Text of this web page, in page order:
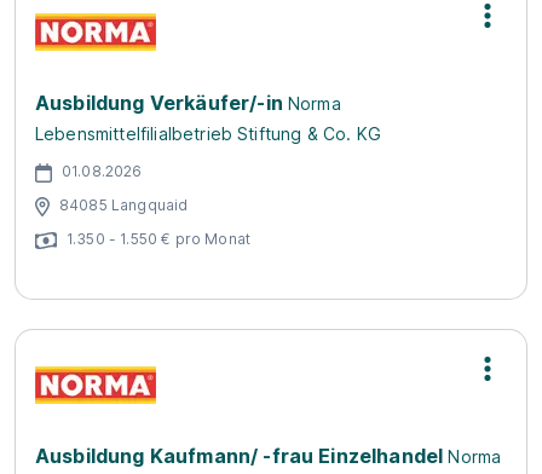
Ausbildung Verkäufer/-in Norma
Lebensmittelfilialbetrieb Stiftung & Co. KG
01.08.2026
84085 Langquaid
1.350 - 1.550 € pro Monat
Ausbildung Kaufmann/ -frau Einzelhandel Norma